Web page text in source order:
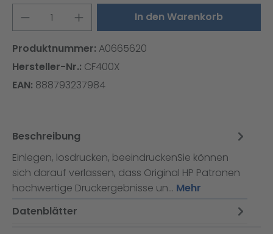
Produkt Anzahl: Gib denIn den Warenkorb
Produktnummer: A0665620
Hersteller-Nr.: CF400X
EAN: 888793237984
Beschreibung
Einlegen, losdrucken, beeindruckenSie können
sich darauf verlassen, dass Original HP Patronen
hochwertige Druckergebnisse un… Mehr
Datenblätter